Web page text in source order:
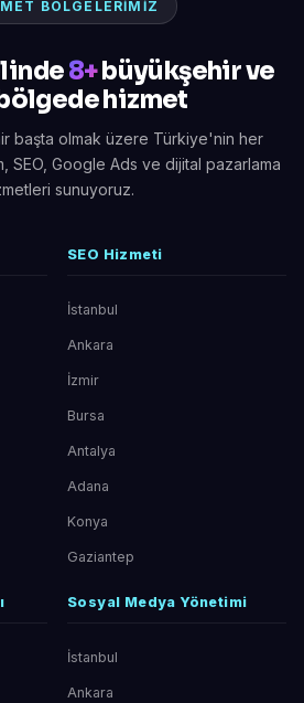
BÖLGELERIMIZ
8+büyükşehir ve
hizmet
başta olmak üzere Türkiye'nin her
SEO, Google Ads ve dijital pazarlama
sunuyoruz.
SEO Hizmeti
İstanbul
Ankara
İzmir
Bursa
Antalya
Adana
Konya
Gaziantep
Sosyal Medya Yönetimi
İstanbul
Ankara